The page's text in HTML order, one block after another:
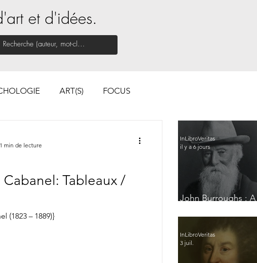
et d'idées.
ART(S) FOCUS
Tableaux /
(1823 – 1889)}
1 min de lecture
John Burroughs : A
InLibroVeritas
il y a 6 jours
InLibroVeritas
3 juil.